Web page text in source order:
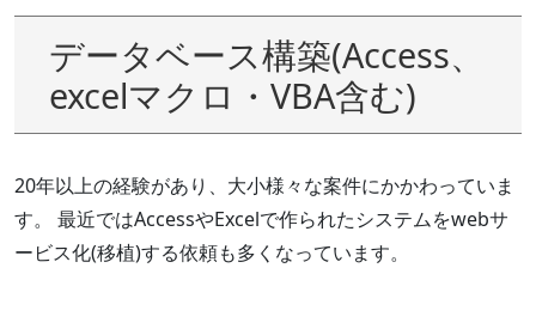
データベース構築(Access、
excelマクロ・VBA含む)
20年以上の経験があり、大小様々な案件にかかわっていま
す。 最近ではAccessやExcelで作られたシステムをwebサ
ービス化(移植)する依頼も多くなっています。